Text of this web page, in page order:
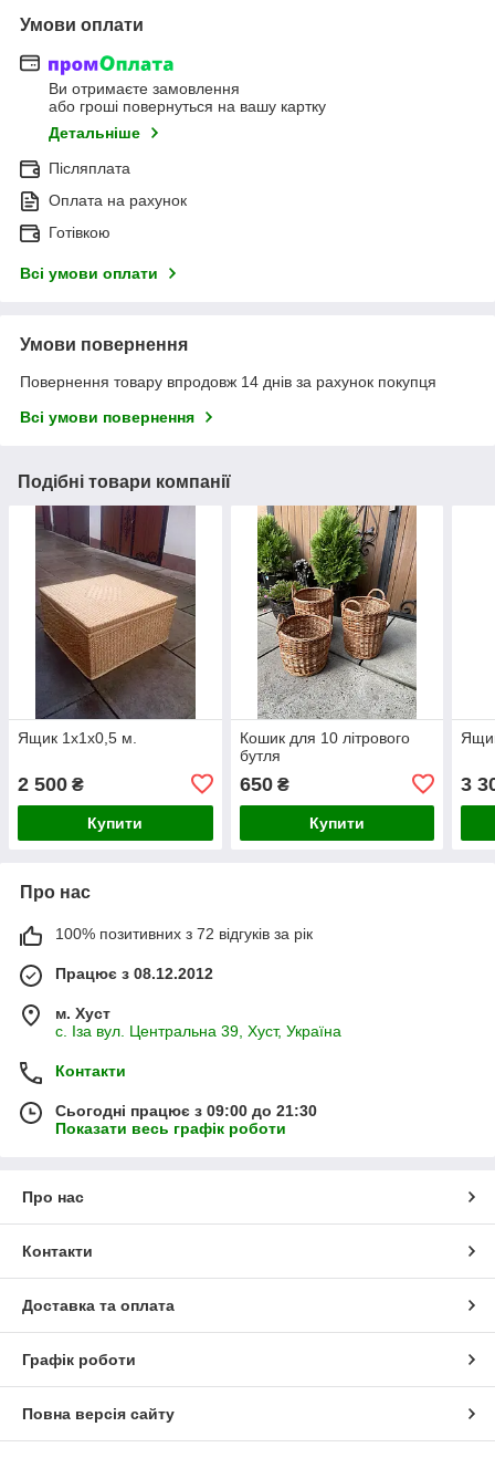
Умови оплати
Ви отримаєте замовлення
або гроші повернуться на вашу картку
Детальніше
Післяплата
Оплата на рахунок
Готівкою
Всі умови оплати
Умови повернення
Повернення товару впродовж 14 днів за рахунок покупця
Всі умови повернення
Подібні товари компанії
Ящик 1х1х0,5 м.
2 500 ₴
Купити
Кошик для 10 літрового
бутля
650₴
Купити
3
Про нас
100% позитивних з 72 відгуків за рік
Працює з 08.12.2012
м. Хуст
с. Іза вул. Центральна 39, Хуст, Україна
Контакти
Сьогодні працює з 09:00 до 21:30
Показати весь графік роботи
Про нас
Контакти
Доставка та оплата
Графік роботи
Повна версія сайту